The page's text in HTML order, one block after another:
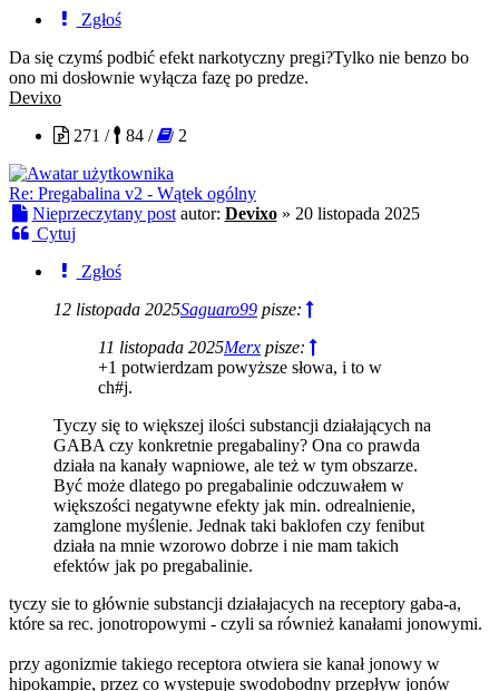
Zgłoś
Da się czymś podbić efekt narkotyczny pregi?Tylko nie benzo bo
ono mi dosłownie wyłącza fazę po predze.
Devixo
271 /
84 / 2
Re: Pregabalina v2 - Wątek ogólny
Nieprzeczytany post autor: Devixo» 20 listopada 2025
Cytuj
Zgłoś
12 listopada 2025Saguaro99 pisze:
11 listopada 2025Merx pisze:
+1 potwierdzam powyższe słowa, i to w
ch#j.
Tyczy się to większej ilości substancji działających na
GABA czy konkretnie pregabaliny? Ona co prawda
działa na kanały wapniowe, ale też w tym obszarze.
Być może dlatego po pregabalinie odczuwałem w
większości negatywne efekty jak min. odrealnienie,
zamglone myślenie. Jednak taki baklofen czy fenibut
działa na mnie wzorowo dobrze i nie mam takich
efektów jak po pregabalinie.
tyczy sie to głównie substancji działajacych na receptory gaba-a,
które sa rec. jonotropowymi - czyli sa również kanałami jonowymi.
przy agonizmie takiego receptora otwiera sie kanał jonowy w
hipokampie, przez co wystepuje swodobodny przepływ jonów